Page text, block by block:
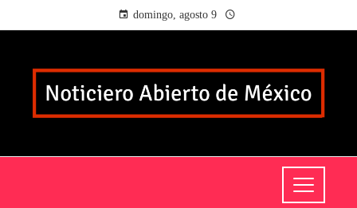
domingo, agosto 9